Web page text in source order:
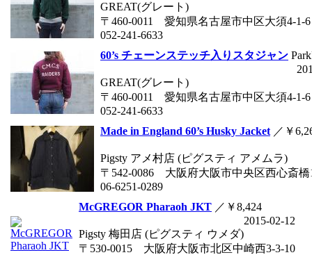
GREAT(グレート)
〒460-0011 愛知県名古屋市中区大須4-1-6
052-241-6633
60’s チェーンステッチ入りスタジャン
GREAT(グレート)
〒460-0011 愛知県名古屋市中区大須4-1-6
052-241-6633
Made in England 60’s Husky Jacket ／￥
Pigsty アメ村店 (ピグスティ アメムラ)
〒542-0086 大阪府大阪市中央区西心斎橋
06-6251-0289
McGREGOR Pharaoh JKT ／￥8,424
2015-02-12
Pigsty 梅田店 (ピグスティ ウメダ)
〒530-0015 大阪府大阪市北区中崎西3-3-10